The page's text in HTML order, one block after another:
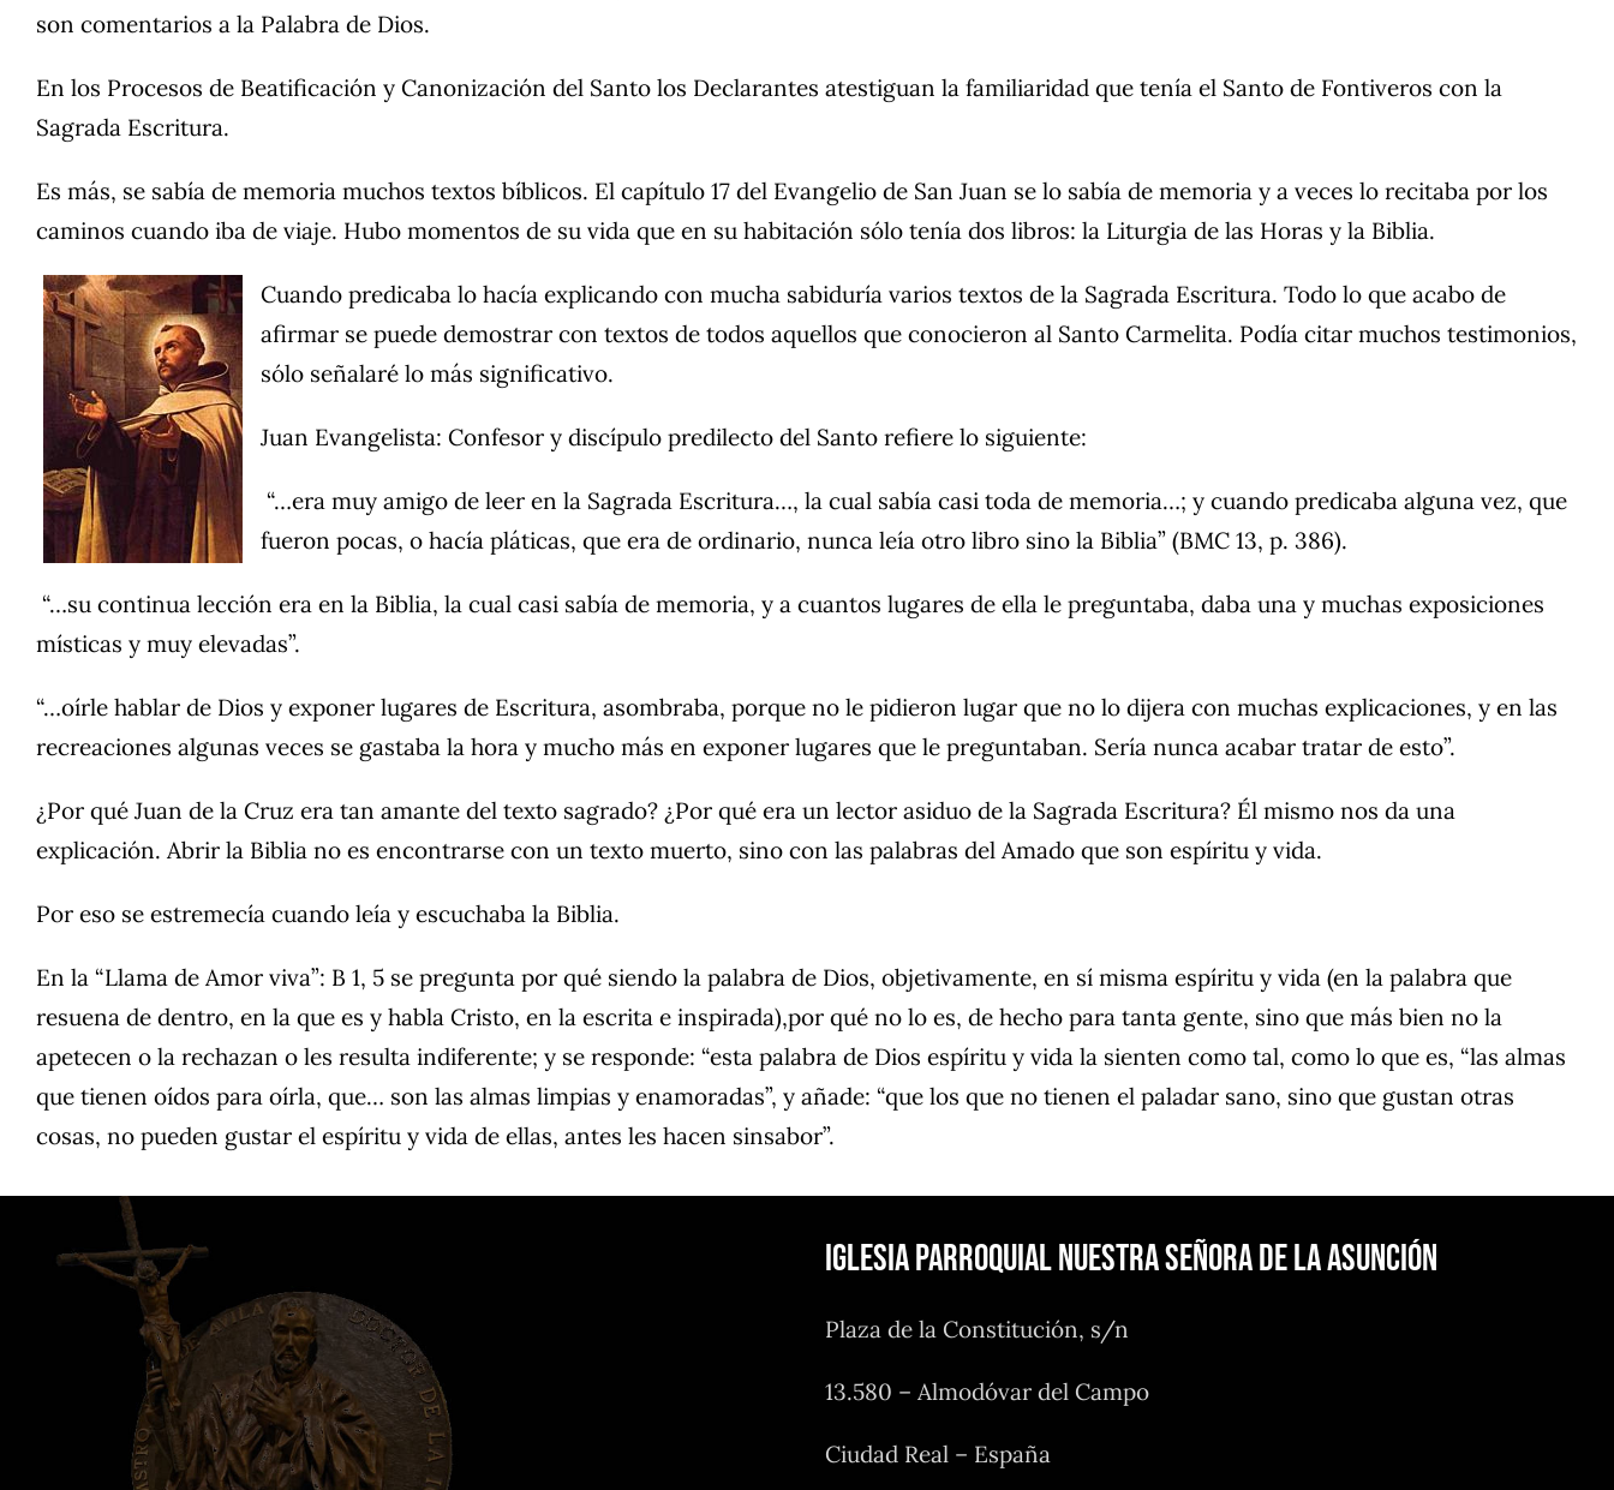
son comentarios a la Palabra de Dios.
En los Procesos de Beatificación y Canonización del Santo los Declarantes atestiguan la familiaridad que tenía el Santo de Fontiveros con la
Sagrada Escritura.
Es más, se sabía de memoria muchos textos bíblicos. El capítulo 17 del Evangelio de San Juan se lo sabía de memoria y a veces lo recitaba por los
caminos cuando iba de viaje. Hubo momentos de su vida que en su habitación sólo tenía dos libros: la Liturgia de las Horas y la Biblia.
Cuando predicaba lo hacía explicando con mucha sabiduría varios textos de la Sagrada Escritura. Todo lo que acabo de
afirmar se puede demostrar con textos de todos aquellos que conocieron al Santo Carmelita. Podía citar muchos testimonios,
sólo señalaré lo más significativo.
Juan Evangelista: Confesor y discípulo predilecto del Santo refiere lo siguiente:
“…era muy amigo de leer en la Sagrada Escritura…, la cual sabía casi toda de memoria…; y cuando predicaba alguna vez, que
fueron pocas, o hacía pláticas, que era de ordinario, nunca leía otro libro sino la Biblia” (BMC 13, p. 386).
“…su continua lección era en la Biblia, la cual casi sabía de memoria, y a cuantos lugares de ella le preguntaba, daba una y muchas exposiciones
místicas y muy elevadas”.
“…oírle hablar de Dios y exponer lugares de Escritura, asombraba, porque no le pidieron lugar que no lo dijera con muchas explicaciones, y en las
recreaciones algunas veces se gastaba la hora y mucho más en exponer lugares que le preguntaban. Sería nunca acabar tratar de esto”.
¿Por qué Juan de la Cruz era tan amante del texto sagrado? ¿Por qué era un lector asiduo de la Sagrada Escritura? Él mismo nos da una
explicación. Abrir la Biblia no es encontrarse con un texto muerto, sino con las palabras del Amado que son espíritu y vida.
Por eso se estremecía cuando leía y escuchaba la Biblia.
En la “Llama de Amor viva”: B 1, 5 se pregunta por qué siendo la palabra de Dios, objetivamente, en sí misma espíritu y vida (en la palabra que
resuena de dentro, en la que es y habla Cristo, en la escrita e inspirada),por qué no lo es, de hecho para tanta gente, sino que más bien no la
apetecen o la rechazan o les resulta indiferente; y se responde: “esta palabra de Dios espíritu y vida la sienten como tal, como lo que es, “las almas
que tienen oídos para oírla, que… son las almas limpias y enamoradas”, y añade: “que los que no tienen el paladar sano, sino que gustan otras
cosas, no pueden gustar el espíritu y vida de ellas, antes les hacen sinsabor”.
Iglesia Parroquial Nuestra Señora de la Asunción
Plaza de la Constitución, s/n
13.580 – Almodóvar del Campo
Ciudad Real – España